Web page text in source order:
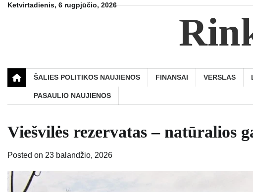
SkipKetvirtadienis, 6 rugpjūčio, 2026
ŠALIES POLITIKOS NAUJIENOS FINANSAI VERSLAS
PASAULIO NAUJIENOS
Viešvilės rezervatas – natūralios
Posted on 23 balandžio, 2026